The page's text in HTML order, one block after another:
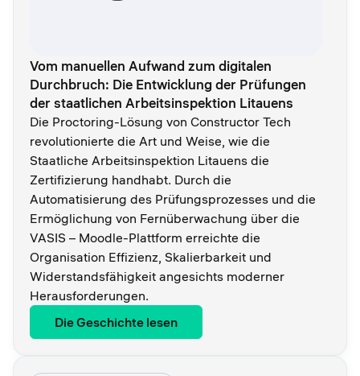
Vom manuellen Aufwand zum digitalen
Durchbruch: Die Entwicklung der Prüfungen
der staatlichen Arbeitsinspektion Litauens
Die Proctoring-Lösung von Constructor Tech
revolutionierte die Art und Weise, wie die
Staatliche Arbeitsinspektion Litauens die
Zertifizierung handhabt. Durch die
Automatisierung des Prüfungsprozesses und die
Ermöglichung von Fernüberwachung über die
VASIS – Moodle-Plattform erreichte die
Organisation Effizienz, Skalierbarkeit und
Widerstandsfähigkeit angesichts moderner
Herausforderungen.
Die Geschichte lesen